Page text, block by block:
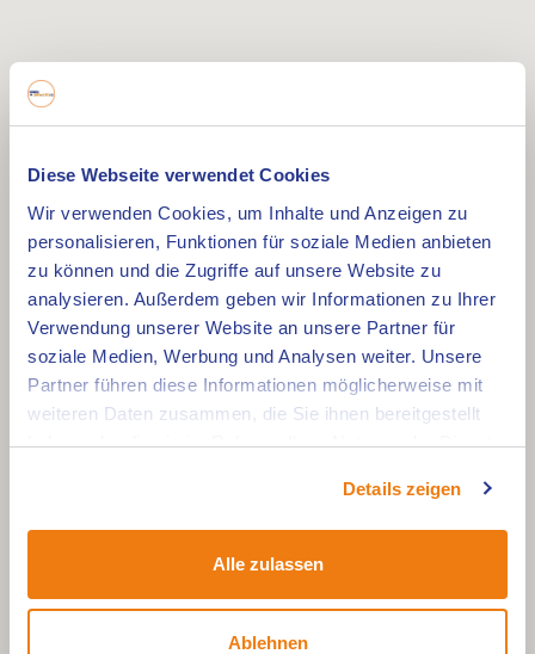
Diese Webseite verwendet Cookies
Wir verwenden Cookies, um Inhalte und Anzeigen zu
personalisieren, Funktionen für soziale Medien anbieten
zu können und die Zugriffe auf unsere Website zu
analysieren. Außerdem geben wir Informationen zu Ihrer
Verwendung unserer Website an unsere Partner für
soziale Medien, Werbung und Analysen weiter. Unsere
Partner führen diese Informationen möglicherweise mit
weiteren Daten zusammen, die Sie ihnen bereitgestellt
haben oder die sie im Rahmen Ihrer Nutzung der Dienste
Details zeigen
Alle zulassen
Ablehnen